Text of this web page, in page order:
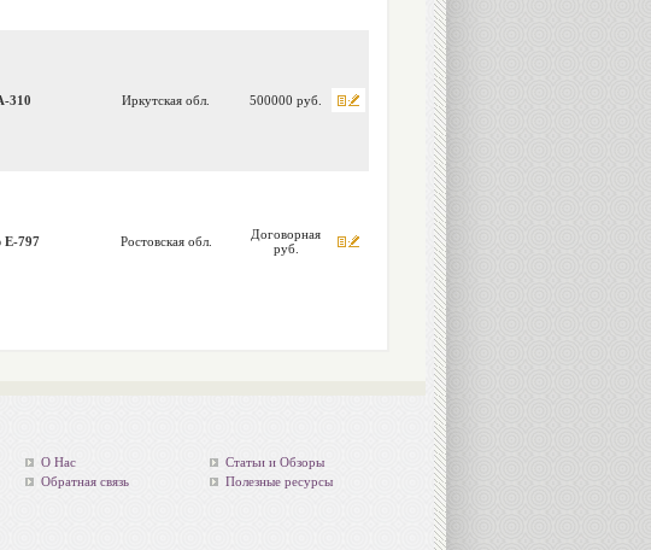
310 Иркутская обл. 500000 руб.
Е-797 Ростовская обл.
Договорная
руб.
О Нас
Статьи и Обзоры
Обратная связь Полезные ресурсы